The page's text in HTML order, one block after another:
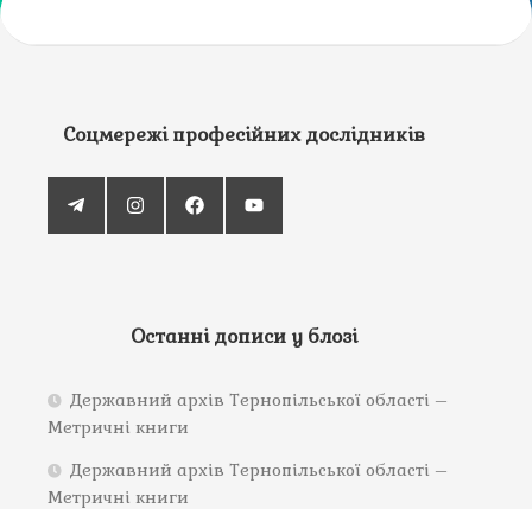
Соцмережі професійних дослідників
Останні дописи у блозі
Державний архів Тернопільської області –
Метричні книги
Державний архів Тернопільської області –
Метричні книги